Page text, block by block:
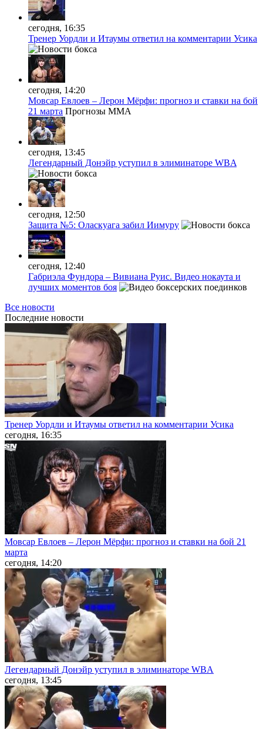
сегодня, 16:35
Тренер Уордли и Итаумы ответил на комментарии Усика
сегодня, 14:20
Мовсар Евлоев – Лерон Мёрфи: прогноз и ставки на бой
21 марта Прогнозы MMA
сегодня, 13:45
Легендарный Донэйр уступил в элиминаторе WBA
сегодня, 12:50
Защита №5: Оласкуага забил Иимуру
сегодня, 12:40
Габриэла Фундора – Вивиана Руис. Видео нокаута и
лучших моментов боя
Все новости
Последние новости
Тренер Уордли и Итаумы ответил на комментарии Усика
сегодня, 16:35
Мовсар Евлоев – Лерон Мёрфи: прогноз и ставки на бой 21
марта
сегодня, 14:20
Легендарный Донэйр уступил в элиминаторе WBA
сегодня, 13:45